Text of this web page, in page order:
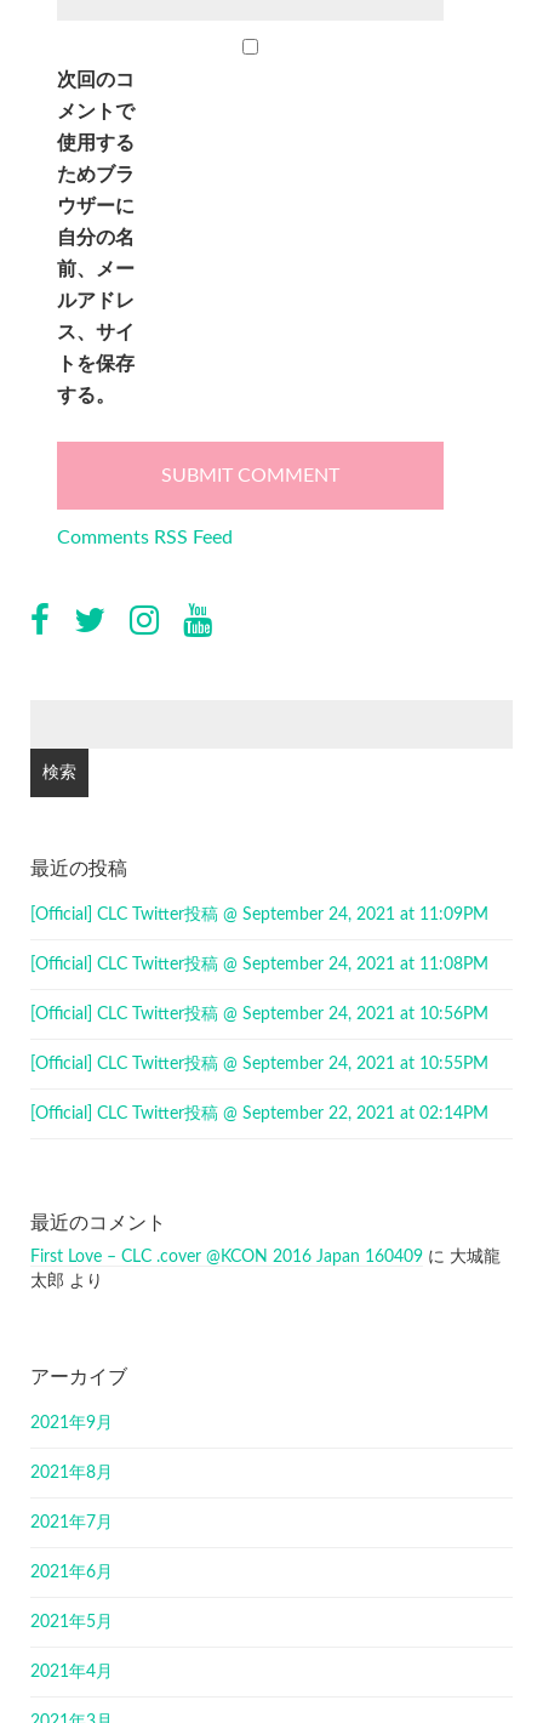
次回のコ
メントで
使用する
ためブラ
ウザーに
自分の名
前、メー
ルアドレ
ス、サイ
トを保存
する。
Comments RSS Feed
最近の投稿
[Official] CLC Twitter投稿 @ September 24, 2021 at 11:09PM
[Official] CLC Twitter投稿 @ September 24, 2021 at 11:08PM
[Official] CLC Twitter投稿 @ September 24, 2021 at 10:56PM
[Official] CLC Twitter投稿 @ September 24, 2021 at 10:55PM
[Official] CLC Twitter投稿 @ September 22, 2021 at 02:14PM
最近のコメント
First Love – CLC .cover @KCON 2016 Japan 160409 に 大城龍
太郎 より
アーカイブ
2021年9月
2021年8月
2021年7月
2021年6月
2021年5月
2021年4月